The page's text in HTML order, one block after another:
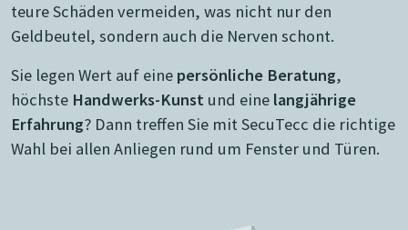
teure Schäden vermeiden, was nicht nur den
Geldbeutel, sondern auch die Nerven schont.
Sie legen Wert auf eine persönliche Beratung,
höchste Handwerks-Kunst und eine langjährige
Erfahrung? Dann treffen Sie mit SecuTecc die richtige
Wahl bei allen Anliegen rund um Fenster und Türen.